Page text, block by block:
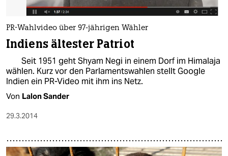
PR-Wahlvideo über 97-jährigen Wähler
Indiens ältester Patriot
Seit 1951 geht Shyam Negi in einem Dorf im Himalaja
wählen. Kurz vor den Parlamentswahlen stellt Google
Indien ein PR-Video mit ihm ins Netz.
Von Lalon Sander
29.3.2014